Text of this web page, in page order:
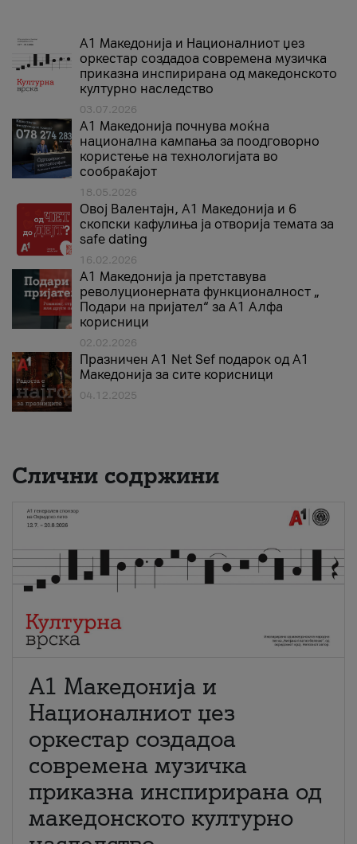
А1 Македонија и Националниот џез
оркестар создадоа современа музичка
приказна инспирирана од македонското
културно наследство
03.07.2026
A1 Македонија почнува моќна
национална кампања за поодговорно
користење на технологијата во
сообраќајот
18.05.2026
Овој Валентајн, A1 Македонија и 6
скопски кафулиња ја отворија темата за
safe dating
16.02.2026
А1 Македонија ја претставува
револуционерната функционалност „
Подари на пријател“ за А1 Алфа
корисници
02.02.2026
Празничен A1 Net Sеf подарок од А1
Македонија за сите корисници
04.12.2025
Слични содржини
А1 Македонија и
Националниот џез
оркестар создадоа
современа музичка
приказна инспирирана од
македонското културно